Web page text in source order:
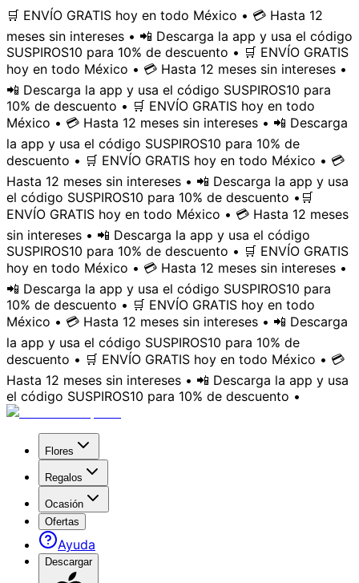
🛒 ENVÍO GRATIS hoy en todo México • 💳 Hasta 12
meses sin intereses • 📲 Descarga la app y usa el código
SUSPIROS10 para 10% de descuento • 🛒 ENVÍO GRATIS
hoy en todo México • 💳 Hasta 12 meses sin intereses •
📲 Descarga la app y usa el código SUSPIROS10 para
10% de descuento • 🛒 ENVÍO GRATIS hoy en todo
México • 💳 Hasta 12 meses sin intereses • 📲 Descarga
la app y usa el código SUSPIROS10 para 10% de
descuento • 🛒 ENVÍO GRATIS hoy en todo México • 💳
Hasta 12 meses sin intereses • 📲 Descarga la app y usa
el código SUSPIROS10 para 10% de descuento • 🛒
ENVÍO GRATIS hoy en todo México • 💳 Hasta 12 meses
sin intereses • 📲 Descarga la app y usa el código
SUSPIROS10 para 10% de descuento • 🛒 ENVÍO GRATIS
hoy en todo México • 💳 Hasta 12 meses sin intereses •
📲 Descarga la app y usa el código SUSPIROS10 para
10% de descuento • 🛒 ENVÍO GRATIS hoy en todo
México • 💳 Hasta 12 meses sin intereses • 📲 Descarga
la app y usa el código SUSPIROS10 para 10% de
descuento • 🛒 ENVÍO GRATIS hoy en todo México • 💳
Hasta 12 meses sin intereses • 📲 Descarga la app y usa
el código SUSPIROS10 para 10% de descuento •
Flores
Regalos
Ocasión
Ofertas
Ayuda
Descargar